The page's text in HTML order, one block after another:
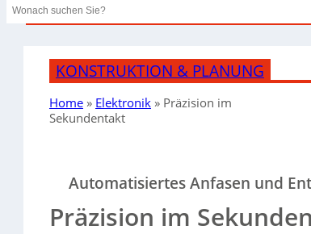
Search
KONSTRUKTION & PLANUNG
Home» Elektronik» Präzision im
Sekundentakt
Automatisiertes Anfasen und
Präzision im